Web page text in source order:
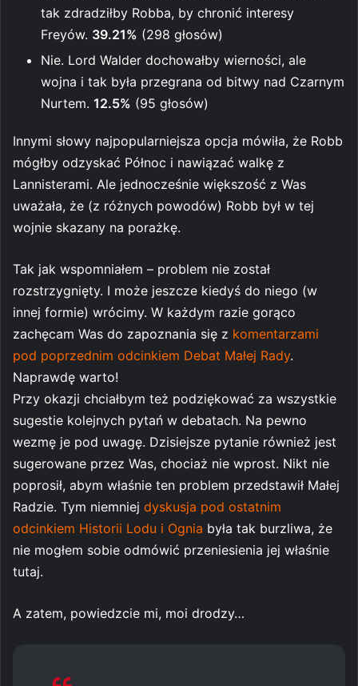
tak zdradziłby Robba, by chronić interesy
Freyów. 39.21% (298 głosów)
Nie. Lord Walder dochowałby wierności, ale
wojna i tak była przegrana od bitwy nad Czarnym
Nurtem. 12.5% (95 głosów)
Innymi słowy najpopularniejsza opcja mówiła, że Robb
mógłby odzyskać Północ i nawiązać walkę z
Lannisterami. Ale jednocześnie większość z Was
uważała, że (z różnych powodów) Robb był w tej
wojnie skazany na porażkę.
Tak jak wspomniałem – problem nie został
rozstrzygnięty. I może jeszcze kiedyś do niego (w
innej formie) wrócimy. W każdym razie gorąco
zachęcam Was do zapoznania się z komentarzami
pod poprzednim odcinkiem Debat Małej Rady.
Naprawdę warto!
Przy okazji chciałbym też podziękować za wszystkie
sugestie kolejnych pytań w debatach. Na pewno
wezmę je pod uwagę. Dzisiejsze pytanie również jest
sugerowane przez Was, chociaż nie wprost. Nikt nie
poprosił, abym właśnie ten problem przedstawił Małej
Radzie. Tym niemniej dyskusja pod ostatnim
odcinkiem Historii Lodu i Ognia była tak burzliwa, że
nie mogłem sobie odmówić przeniesienia jej właśnie
tutaj.
A zatem, powiedzcie mi, moi drodzy…